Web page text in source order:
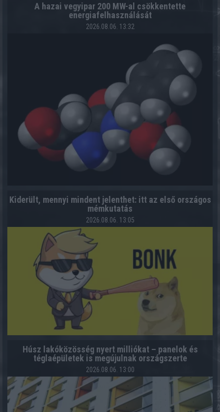
A hazai vegyipar 200 MW-al csökkentette
energiafelhasználását
2026.08.06. 13:32
Kiderült, mennyi mindent jelenthet: itt az első országos
mémkutatás
2026.08.06. 13:05
Húsz lakóközösség nyert milliókat – panelok és
téglaépületek is megújulnak országszerte
2026.08.06. 13:00